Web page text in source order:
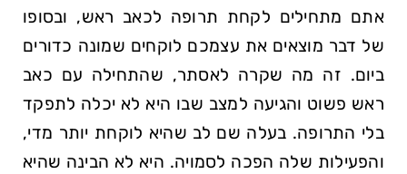
אתם מתחילים לקחת תרופה לכאב ראש, ובסופו
של דבר מוצאים את עצמכם לוקחים שמונה כדורים
ביום. זה מה שקרה​ לאסתר, שהתחילה עם כאב
ראש פשוט והגיעה למצב שבו היא לא יכלה לתפקד
בלי התרופה. בעלה שם לב שהיא לוקחת יותר מדי,
והפעילות שלה הפכה לסמויה. היא לא הבינה שהיא